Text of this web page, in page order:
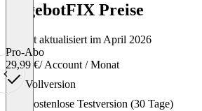
AngebotFIX Preise
Zuletzt aktualisiert im April 2026
Pro-Abo
29,99 €/ Account / Monat
Vollversion
Item
Kostenlose Testversion (30 Tage)